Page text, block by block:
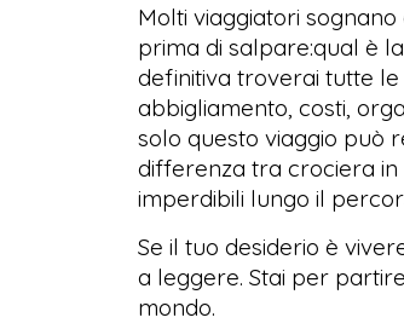
Molti viaggiatori
prima di salpare:qual è la
definitiva troverai tutte le
abbigliamento, costi,
solo questo viaggio può
differenza tra crociera in
imperdibili lungo il
Se il tuo desiderio è
a leggere. Stai per
mondo.